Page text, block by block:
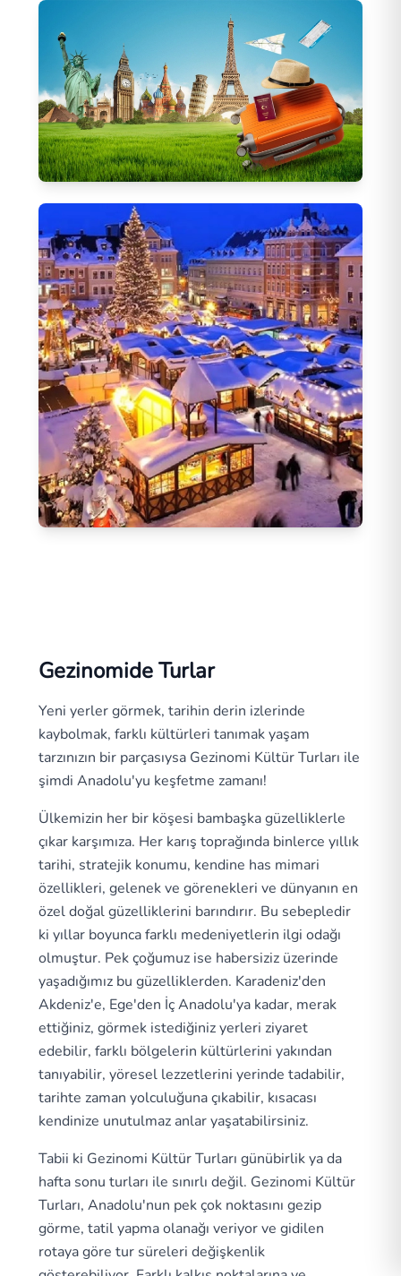
Yurtdışı Sonbahar - Kış Turları
Tüm Yurtdışı Turları
1225Tur
Gezinomide Turlar
Yeni yerler görmek, tarihin derin izlerinde
kaybolmak, farklı kültürleri tanımak yaşam
tarzınızın bir parçasıysa Gezinomi Kültür Turları ile
şimdi Anadolu'yu keşfetme zamanı!
Ülkemizin her bir köşesi bambaşka güzelliklerle
çıkar karşımıza. Her karış toprağında binlerce yıllık
tarihi, stratejik konumu, kendine has mimari
özellikleri, gelenek ve görenekleri ve dünyanın en
özel doğal güzelliklerini barındırır. Bu sebepledir
ki yıllar boyunca farklı medeniyetlerin ilgi odağı
olmuştur. Pek çoğumuz ise habersiziz üzerinde
yaşadığımız bu güzelliklerden. Karadeniz'den
Akdeniz'e, Ege'den İç Anadolu'ya kadar, merak
ettiğiniz, görmek istediğiniz yerleri ziyaret
edebilir, farklı bölgelerin kültürlerini yakından
tanıyabilir, yöresel lezzetlerini yerinde tadabilir,
tarihte zaman yolculuğuna çıkabilir, kısacası
kendinize unutulmaz anlar yaşatabilirsiniz.
Tabii ki Gezinomi Kültür Turları günübirlik ya da
hafta sonu turları ile sınırlı değil. Gezinomi Kültür
Turları, Anadolu'nun pek çok noktasını gezip
görme, tatil yapma olanağı veriyor ve gidilen
rotaya göre tur süreleri değişkenlik